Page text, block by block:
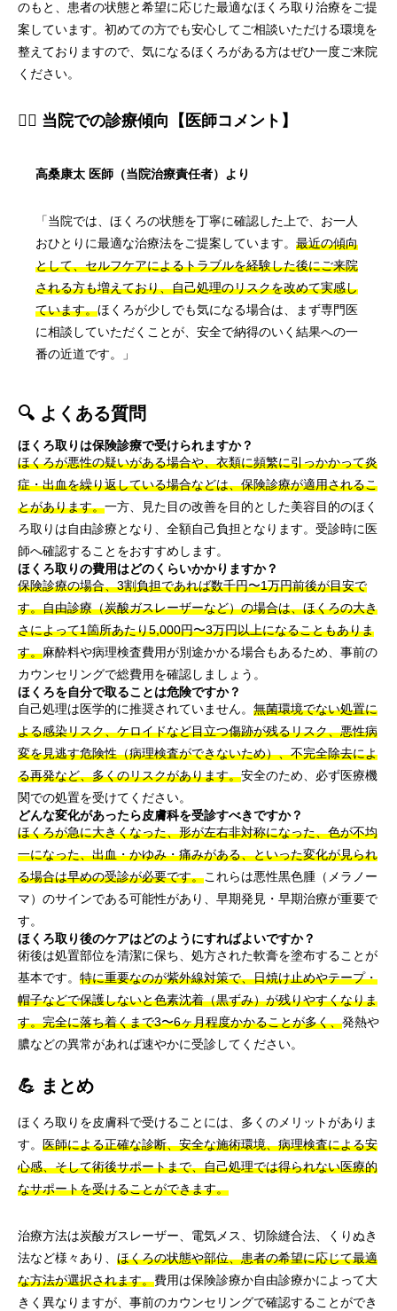
のもと、患者の状態と希望に応じた最適なほくろ取り治療をご提
案しています。初めての方でも安心してご相談いただける環境を
整えておりますので、気になるほくろがある方はぜひ一度ご来院
ください。
👨‍⚕️ 当院での診療傾向【医師コメント】
高桑康太 医師（当院治療責任者）より
「当院では、ほくろの状態を丁寧に確認した上で、お一人
おひとりに最適な治療法をご提案しています。 最近の傾向
として、セルフケアによるトラブルを経験した後にご来院
される方も増えており、自己処理のリスクを改めて実感し
ています。ほくろが少しでも気になる場合は、まず専門医
に相談していただくことが、安全で納得のいく結果への一
番の近道です。」
🔍 よくある質問
ほくろ取りは保険診療で受けられますか？
ほくろが悪性の疑いがある場合や、衣類に頻繁に引っかかって炎
症・出血を繰り返している場合などは、保険診療が適用されるこ
とがあります。一方、見た目の改善を目的とした美容目的のほく
ろ取りは自由診療となり、全額自己負担となります。受診時に医
師へ確認することをおすすめします。
ほくろ取りの費用はどのくらいかかりますか？
保険診療の場合、3割負担であれば数千円〜1万円前後が目安で
す。自由診療（炭酸ガスレーザーなど）の場合は、ほくろの大き
さによって1箇所あたり5,000円〜3万円以上になることもありま
す。麻酔料や病理検査費用が別途かかる場合もあるため、事前の
カウンセリングで総費用を確認しましょう。
ほくろを自分で取ることは危険ですか？
自己処理は医学的に推奨されていません。 無菌環境でない処置に
よる感染リスク、ケロイドなど目立つ傷跡が残るリスク、悪性病
変を見逃す危険性（病理検査ができないため）、不完全除去によ
る再発など、多くのリスクがあります。安全のため、必ず医療機
関での処置を受けてください。
どんな変化があったら皮膚科を受診すべきですか？
ほくろが急に大きくなった、形が左右非対称になった、色が不均
一になった、出血・かゆみ・痛みがある、といった変化が見られ
る場合は早めの受診が必要です。これらは悪性黒色腫（メラノー
マ）のサインである可能性があり、早期発見・早期治療が重要で
す。
ほくろ取り後のケアはどのようにすればよいですか？
術後は処置部位を清潔に保ち、処方された軟膏を塗布することが
基本です。 特に重要なのが紫外線対策で、日焼け止めやテープ・
帽子などで保護しないと色素沈着（黒ずみ）が残りやすくなりま
す。完全に落ち着くまで3〜6ヶ月程度かかることが多く、発熱や
膿などの異常があれば速やかに受診してください。
💪 まとめ
ほくろ取りを皮膚科で受けることには、多くのメリットがありま
す。 医師による正確な診断、安全な施術環境、病理検査による安
心感、そして術後サポートまで、自己処理では得られない医療的
なサポートを受けることができます。
治療方法は炭酸ガスレーザー、電気メス、切除縫合法、くりぬき
法など様々あり、 ほくろの状態や部位、患者の希望に応じて最適
な方法が選択されます。費用は保険診療か自由診療かによって大
きく異なりますが、事前のカウンセリングで確認することができ